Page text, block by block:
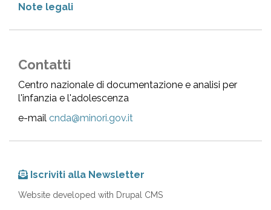
Note legali
Contatti
Centro nazionale di documentazione e analisi per
l'infanzia e l'adolescenza
e-mail cnda@minori.gov.it
Iscriviti alla Newsletter
Website developed with Drupal CMS